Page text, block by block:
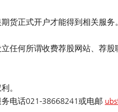
货正式开户才能得到相关服务。
任何所谓收费荐股网站、荐股
。
电话021-38668241或电邮